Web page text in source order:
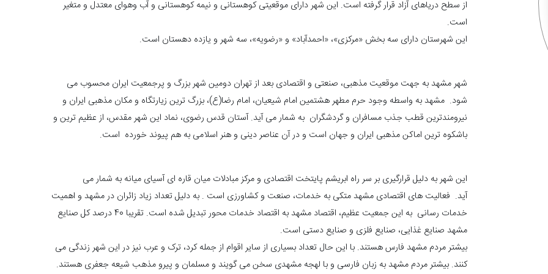
از سطح دریاهای آزاد قرار گرفته است. این شهر دارای موقعیتی کوهستانی و نیمه کوهستانی و آب وهوای معتدل و متغیر
است.
این شهرستان دارای سه بخش «مرکزی»، «احمدآباد» و «رضویه»، سه شهر و یازده دهستان است.
شهر مشهد به جهت موقعیت مذهبی، صنعتی و اقتصادی بعد از تهران دومین شهر بزرگ و پرجمعیت ایران محسوب می
شود. مشهد به واسطه وجود حرم مطهر هشتمین امام شیعیان، امام رضا(ع)، بزرگ ترین زیارتگاه و مکان مذهبی ایران و
نیرومندترین قطب جذب مسافران و گردشگران به شمار می آید. آستان قدس رضوی، نماد این شهر مقدس، از عظیم ترین و
باشکوه ترین اماکن مذهبی ایران و جهان است و در آن عناصر دینی و هنر اسلامی به هم پیوند خورده است.
این شهر به دلیل قرارگیری بر سر راه ابریشم پایتخت اقتصادی و مرکز مبادلات میان قاره ای آسیای میانه به شمار می
آید. فعالیت های اقتصادی مشهد متکی به خدمات، صنعت و کشاورزی است . به دلیل تعداد زیاد زائران در مشهد و اهمیت
خدمات رسانی به این جمعیت عظیم، اقتصاد مشهد به اقتصاد خدمات محور تبدیل شده است. تقریبا 40 درصد کل صنایع
مشهد صنایع غذایی، صنایع فلزی و صنایع دستی است.
بیشتر مردم مشهد فارس هستند. با این حال تعداد بسیاری از سایر اقوام از جمله کرد، ترک و عرب نیز در این شهر زندگی می
کنند. بیشتر مردم مشهد به زبان فارسی و با لهجه مشهدی سخن می گویند و مسلمان و پیرو مذهب شیعه جعفری هستند.